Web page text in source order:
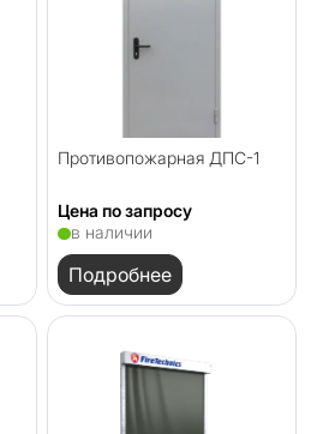
Противопожарная ДПC-1
Цена по запросу
в наличии
Подробнее